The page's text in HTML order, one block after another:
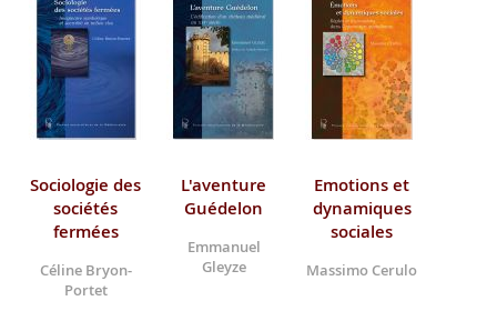
Sociologie des
sociétés
fermées
Céline Bryon-
Portet
L'aventure
Guédelon
Emmanuel
Gleyze
Emotions et
dynamiques
sociales
Massimo Cerulo